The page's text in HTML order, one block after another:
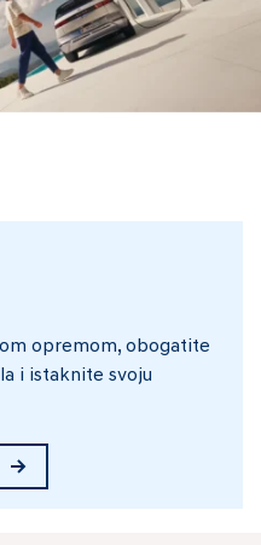
opremom, obogatite
i istaknite svoju